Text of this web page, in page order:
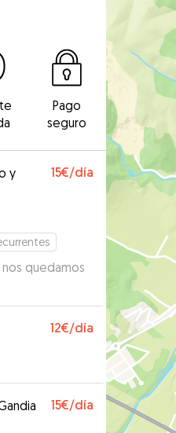
Pago
seguro
y
15€/día
quedamos
12€/día
15€/día